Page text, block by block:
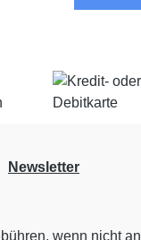
Newsletter
wenn nicht